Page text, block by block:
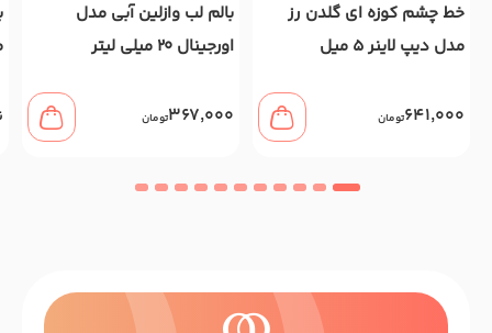
خط چشم کوزه ای گلدن رز
مدل دیپ لاینر 5 میل
641,000تومان
بالم لب وازلین آبی مدل
اورجینال 20 میلی لیتر
367,000تومان